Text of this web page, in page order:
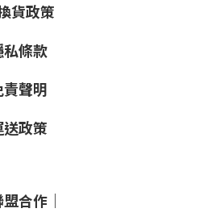
貨政策
私條款
責聲明
送政策
盟合作｜